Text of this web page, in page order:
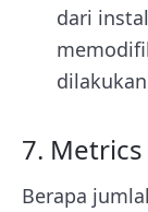
dari
7. Metrics
Berapa